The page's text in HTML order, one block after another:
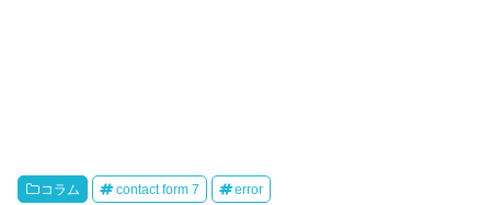
コラム contact form 7 error